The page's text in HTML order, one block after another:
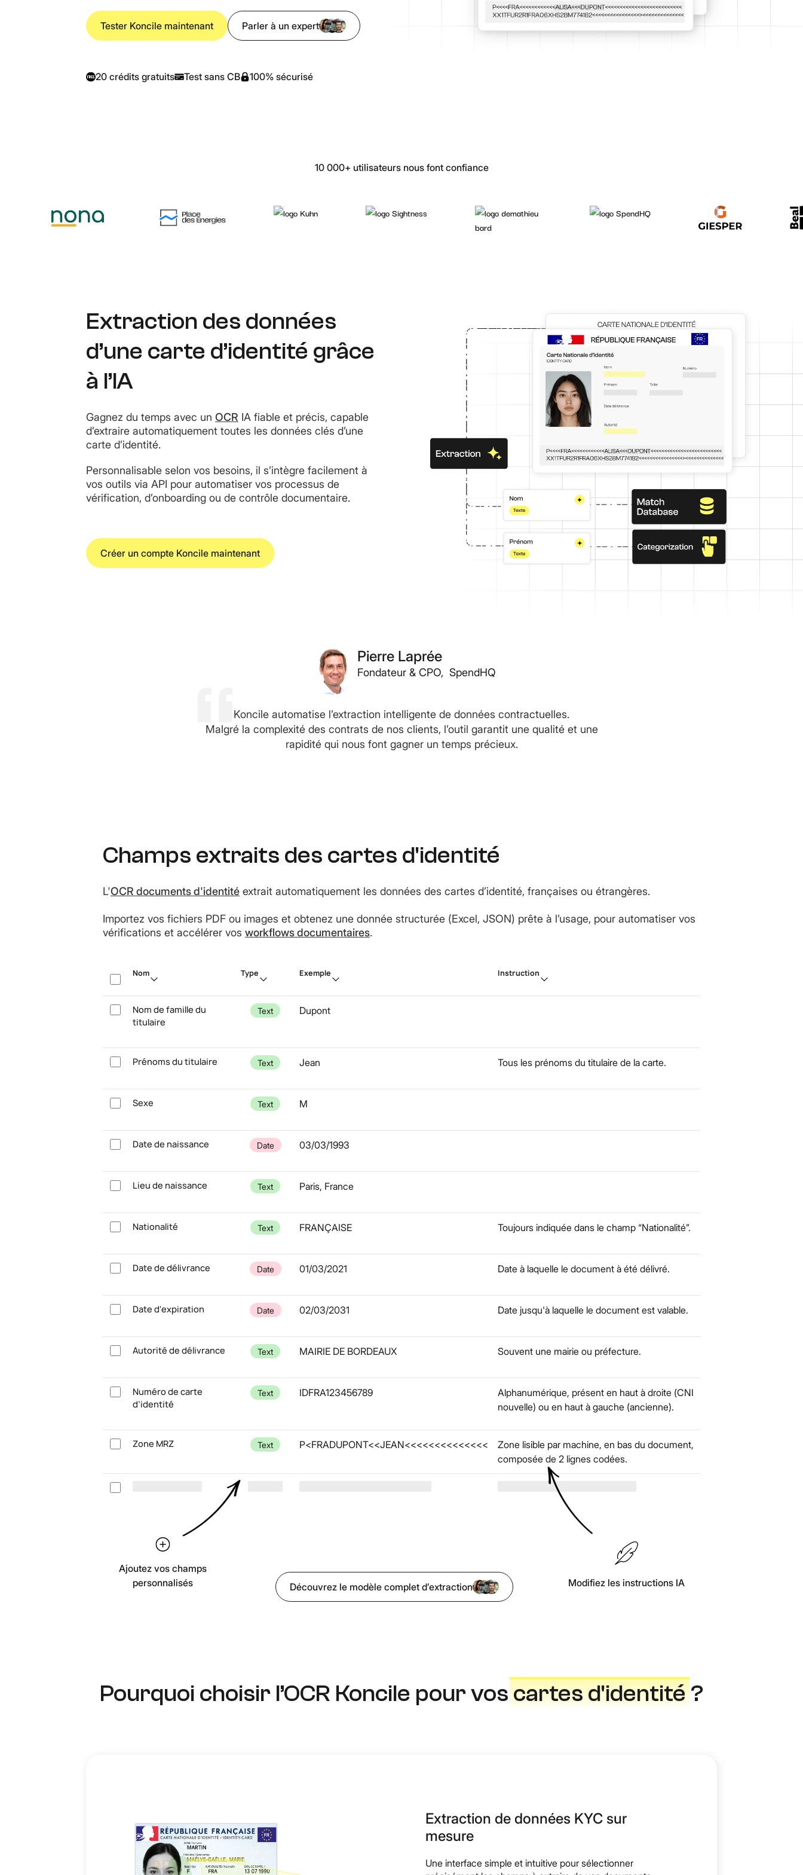
Vérification de
l'authenticité des
documents par IA
Découpage
Articles, tutoriels, cas clients et plus encore
Tester Koncile maintenant Parler à un expert
20 crédits gratuits Test sans CB 100% sécurisé
10 000+ utilisateurs nous font confiance
Extraction des données
d’une carte d’identité grâce
à l’IA
Gagnez du temps avec un OCR IA fiable et précis, capable
d’extraire automatiquement toutes les données clés d’une
carte d’identité.
Personnalisable selon vos besoins, il s’intègre facilement à
vos outils via API pour automatiser vos processus de
vérification, d’onboarding ou de contrôle documentaire.
Créer un compte Koncile maintenant
Pierre Laprée
Fondateur & CPO, SpendHQ
Koncile automatise l’extraction intelligente de données contractuelles.
Malgré la complexité des contrats de nos clients, l’outil garantit une qualité et une
rapidité qui nous font gagner un temps précieux.
Champs extraits des cartes d'identité
L'OCR documents d'identité extrait automatiquement les données des cartes d’identité, françaises ou étrangères.
Importez vos fichiers PDF ou images et obtenez une donnée structurée (Excel, JSON) prête à l’usage, pour automatiser vos
vérifications et accélérer vos workflows documentaires.
Nom Type Exemple Instruction
Nom de famille du
titulaire
Text Dupont
Prénoms du titulaire Text Jean Tous les prénoms du titulaire de la carte.
Sexe Text M
Date de naissance Date 03/03/1993
Lieu de naissance Text Paris, France
Nationalité Text FRANÇAISE Toujours indiquée dans le champ “Nationalité”.
Date de délivrance Date 01/03/2021 Date à laquelle le document à été délivré.
Date d'expiration Date 02/03/2031 Date jusqu'à laquelle le document est valable.
Autorité de délivrance Text MAIRIE DE BORDEAUX Souvent une mairie ou préfecture.
Numéro de carte
d’identité
Text IDFRA123456789
Alphanumérique, présent en haut à droite (CNI
nouvelle) ou en haut à gauche (ancienne).
Zone MRZ Text P<FRADUPONT<<JEAN<<<<<<<<<<<<<<
Zone lisible par machine, en bas du document,
composée de 2 lignes codées.
Ajoutez vos champs
personnalisés
Découvrez le modèle complet d’extraction Modifiez les instructions IA
Pourquoi choisir l’OCR Koncile pour voscartes d'identité?
Extraction de données KYC sur
mesure
Une interface simple et intuitive pour sélectionner